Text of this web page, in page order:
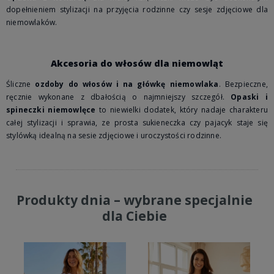
dopełnieniem stylizacji na przyjęcia rodzinne czy sesje zdjęciowe dla
niemowlaków.
Akcesoria do włosów dla niemowląt
Śliczne ozdoby do włosów i na główkę niemowlaka. Bezpieczne,
ręcznie wykonane z dbałością o najmniejszy szczegół. Opaski i
spineczki niemowlęce to niewielki dodatek, który nadaje charakteru
całej stylizacji i sprawia, ze prosta sukieneczka czy pajacyk staje się
stylówką idealną na sesie zdjęciowe i uroczystości rodzinne.
Produkty dnia – wybrane specjalnie
dla Ciebie